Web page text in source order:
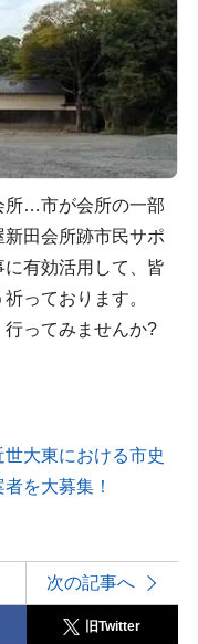
所…市が会所の一部
田会所跡市民サポ
有効活用して、皆
っております。
ってみませんか?
大東における市史
を大募集！
次の記事へ
旧Twitter